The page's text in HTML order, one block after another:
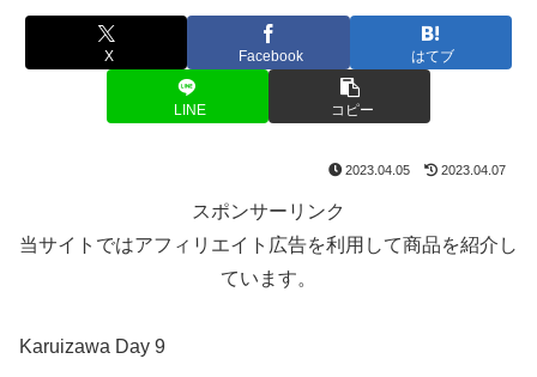
X Facebook はてブ
LINE コピー
2023.04.05 2023.04.07
スポンサーリンク
当サイトではアフィリエイト広告を利用して商品を紹介し
ています。
Karuizawa Day 9